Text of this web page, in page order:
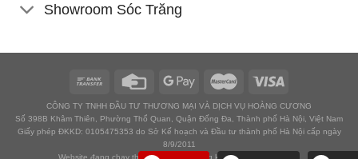
Showroom Sóc Trăng
CÔNG TY TNHH ĐẦU TƯ THƯƠNG MẠI VÀ DỊCH VỤ HOÀNG CƯƠNG
Số 398B Khâm Thiên, Phường Thổ Quan, Quận Đống Đa, Thành phố Hà Nội, Việt Nam
Giấy phép ĐKKD: 0105475353 do Sở Kế hoạch và Đầu tư thành phố Hà Nội cấp ngày
8/9/2011
Website đang chạy thử nghiệm chờ đăng ký với Bộ công thương